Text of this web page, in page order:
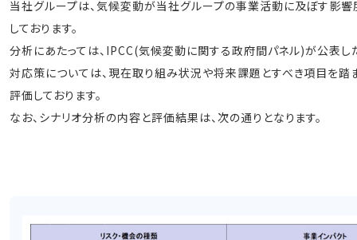
当社グループは、気候変動が当社グループの事業活動に及ぼす影
しております。
分析にあたっては、IPCC(気候変動に関する政府間パネル)が公表
対応策については、現在取り組み状況や将来課題とすべき項目を踏
評価しております。
なお、シナリオ分析の内容と評価結果は、次の通りとなります。